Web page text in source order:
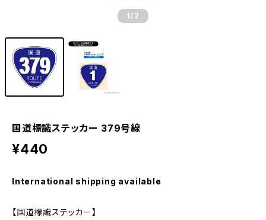
1 /2
国道標識ステッカー 379号線
¥440
International shipping available
【国道標識ステッカー】